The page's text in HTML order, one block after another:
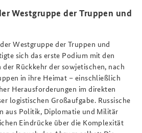
Westgruppe der Truppen und
Westgruppe der Truppen und
sich das erste Podium mit den
Rückkehr der sowjetischen, nach
in ihre Heimat – einschließlich
Herausforderungen im direkten
logistischen Großaufgabe. Russische
aus Politik, Diplomatie und Militär
Eindrücke über die Komplexität